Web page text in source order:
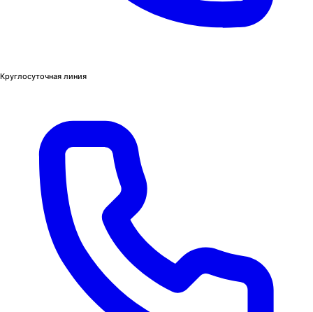
Круглосуточная линия